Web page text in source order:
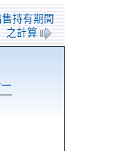
持有期間
之計算